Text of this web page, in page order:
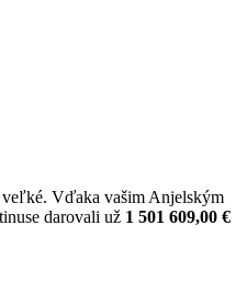
Vďaka vašim Anjelským
darovali už 1 501 609,00 €